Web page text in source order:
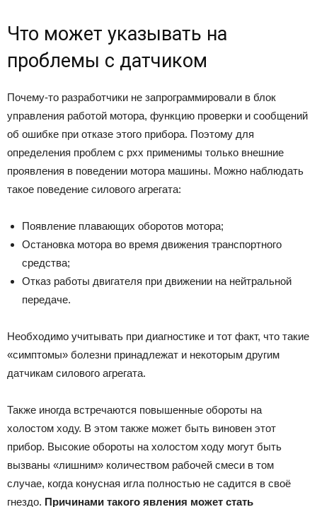
Что может указывать на
проблемы с датчиком
Почему-то разработчики не запрограммировали в блок
управления работой мотора, функцию проверки и сообщений
об ошибке при отказе этого прибора. Поэтому для
определения проблем с рхх применимы только внешние
проявления в поведении мотора машины. Можно наблюдать
такое поведение силового агрегата:
Появление плавающих оборотов мотора;
Остановка мотора во время движения транспортного
средства;
Отказ работы двигателя при движении на нейтральной
передаче.
Необходимо учитывать при диагностике и тот факт, что такие
«симптомы» болезни принадлежат и некоторым другим
датчикам силового агрегата.
Также иногда встречаются повышенные обороты на
холостом ходу. В этом также может быть виновен этот
прибор. Высокие обороты на холостом ходу могут быть
вызваны «лишним» количеством рабочей смеси в том
случае, когда конусная игла полностью не садится в своё
гнездо. Причинами такого явления может стать